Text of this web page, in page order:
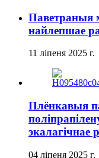
Паветраныя
найлепшае
11 ліпеня 2025 г.
Плёнкавыя
экалагічнае
04 ліпеня 2025 г.